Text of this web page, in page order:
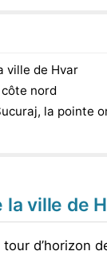
ville de Hvar
nord
la pointe
la ville de
d’horizon